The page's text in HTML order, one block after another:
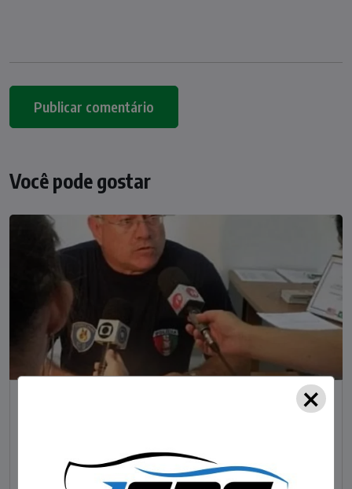
Você pode gostar
Foragido pela morte de delegado aposentado
em bar morre em confronto com a polícia em SC
×